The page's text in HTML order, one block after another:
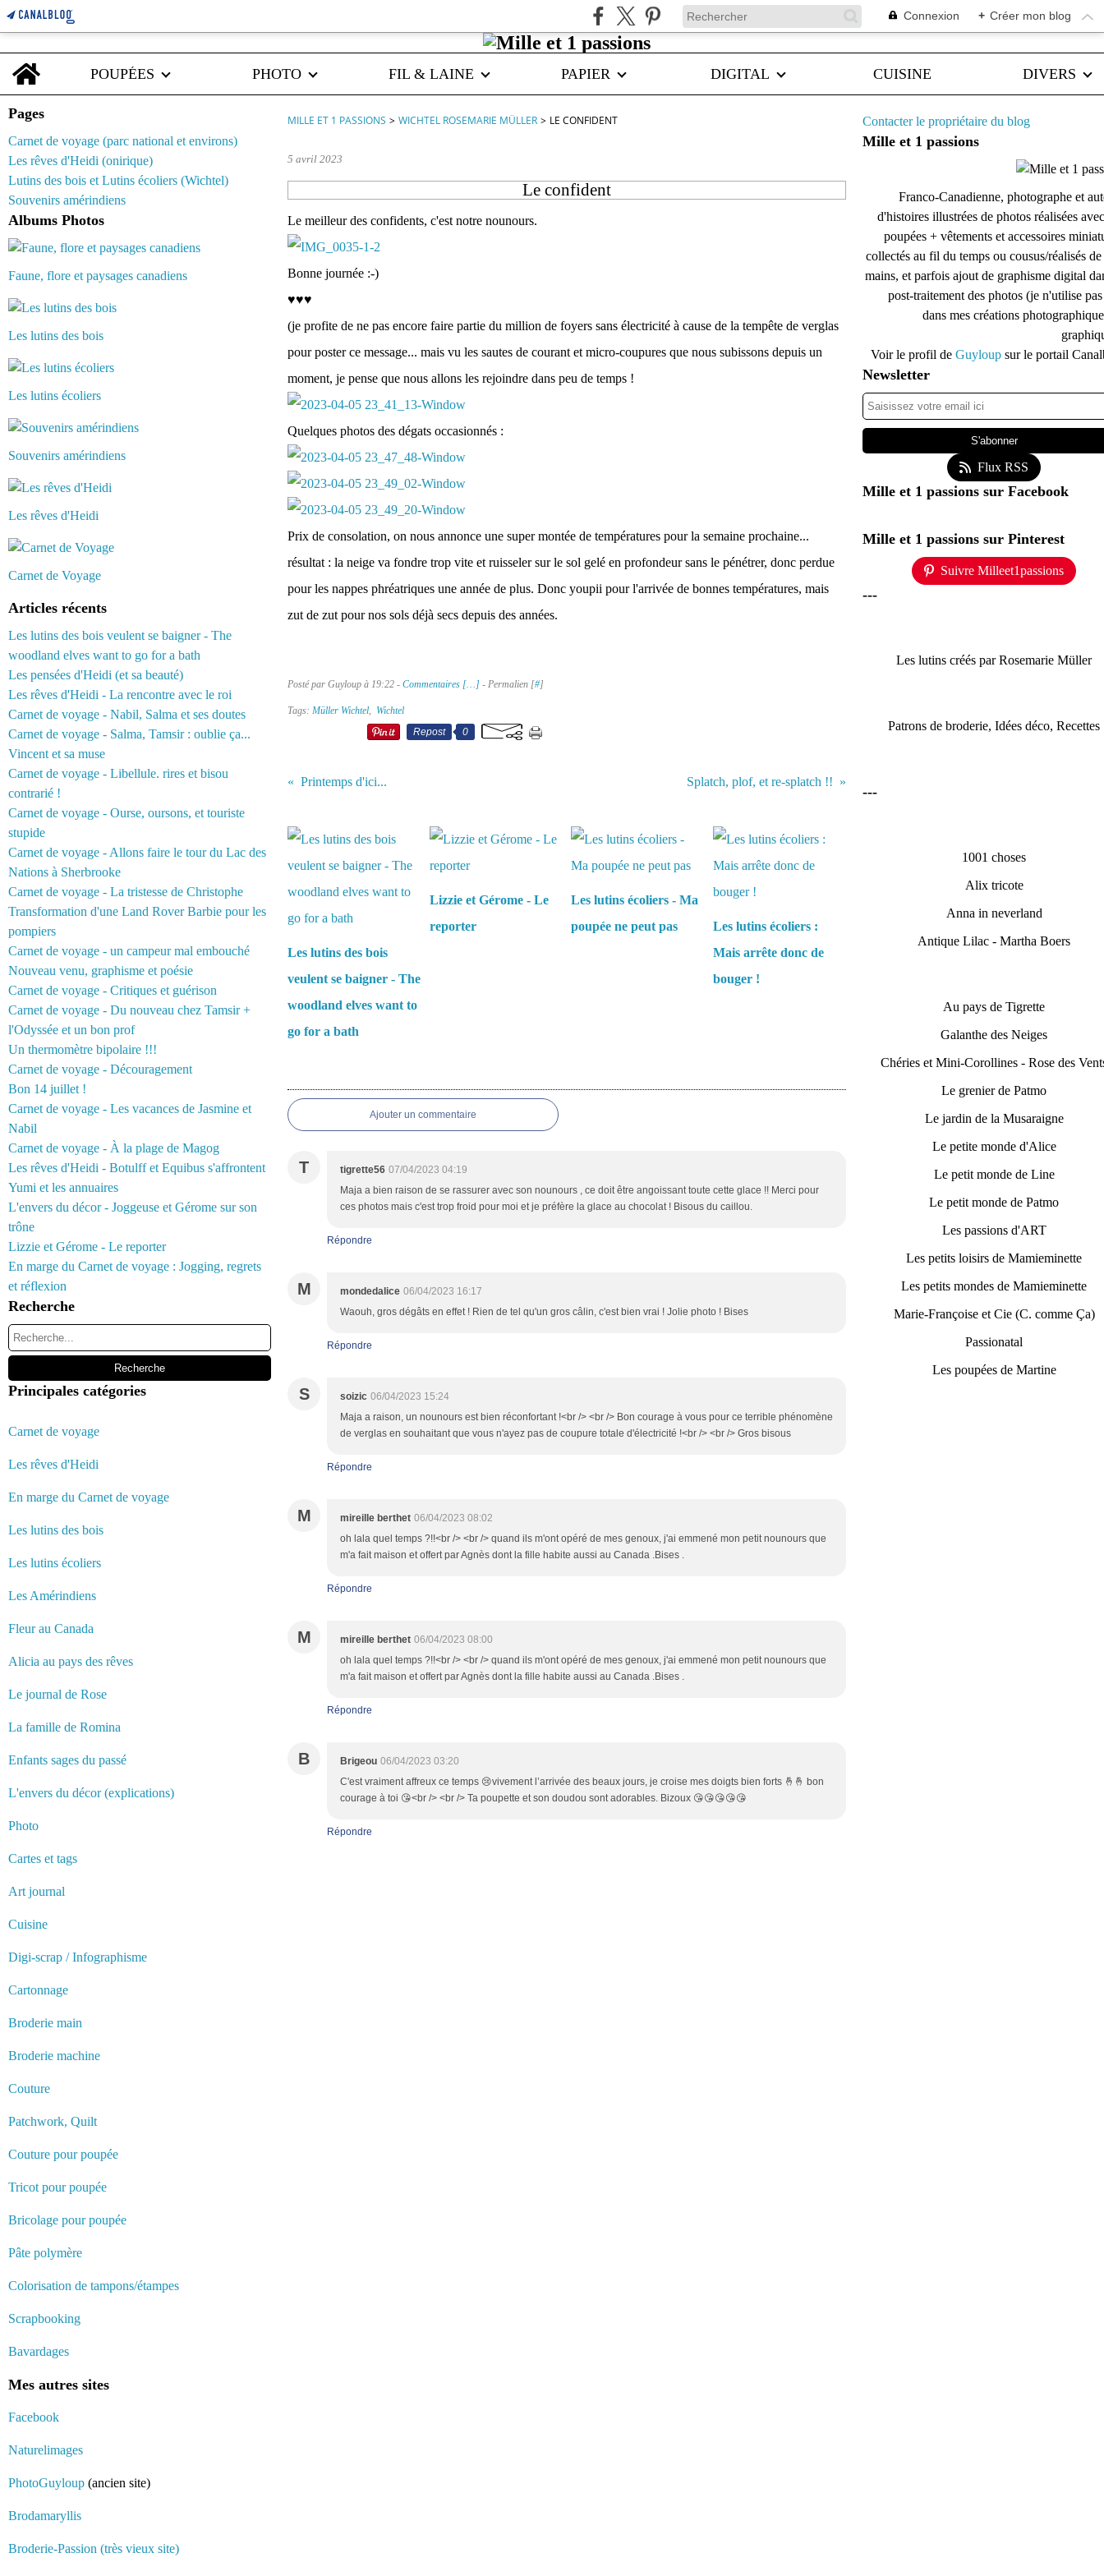
Connexion + Créer mon blog
Home
POUPÉES
PHOTO FIL & LAINE PAPIER DIGITAL CUISINE DIVERS
Pages
Carnet de voyage (parc national et environs)
Les rêves d'Heidi (onirique)
Lutins des bois et Lutins écoliers (Wichtel)
Souvenirs amérindiens
Albums Photos
Faune, flore et paysages canadiens
Les lutins des bois
Les lutins écoliers
Souvenirs amérindiens
Les rêves d'Heidi
Carnet de Voyage
Articles récents
Les lutins des bois veulent se baigner - The
woodland elves want to go for a bath
Les pensées d'Heidi (et sa beauté)
Les rêves d'Heidi - La rencontre avec le roi
Carnet de voyage - Nabil, Salma et ses doutes
Carnet de voyage - Salma, Tamsir : oublie ça...
Vincent et sa muse
Carnet de voyage - Libellule. rires et bisou
contrarié !
Carnet de voyage - Ourse, oursons, et touriste
stupide
Carnet de voyage - Allons faire le tour du Lac des
Nations à Sherbrooke
Carnet de voyage - La tristesse de Christophe
Transformation d'une Land Rover Barbie pour les
pompiers
Carnet de voyage - un campeur mal embouché
Nouveau venu, graphisme et poésie
Carnet de voyage - Critiques et guérison
Carnet de voyage - Du nouveau chez Tamsir +
l'Odyssée et un bon prof
Un thermomètre bipolaire !!!
Carnet de voyage - Découragement
Bon 14 juillet !
Carnet de voyage - Les vacances de Jasmine et
Nabil
Carnet de voyage - À la plage de Magog
Les rêves d'Heidi - Botulff et Equibus s'affrontent
Yumi et les annuaires
L'envers du décor - Joggeuse et Gérome sur son
trône
Lizzie et Gérome - Le reporter
En marge du Carnet de voyage : Jogging, regrets
et réflexion
Recherche
Principales catégories
Carnet de voyage
Les rêves d'Heidi
En marge du Carnet de voyage
Les lutins des bois
Les lutins écoliers
Les Amérindiens
Fleur au Canada
Alicia au pays des rêves
Le journal de Rose
La famille de Romina
Enfants sages du passé
L'envers du décor (explications)
Photo
Cartes et tags
Art journal
Cuisine
Digi-scrap / Infographisme
Cartonnage
Broderie main
Broderie machine
Couture
Patchwork, Quilt
Couture pour poupée
Tricot pour poupée
Bricolage pour poupée
Pâte polymère
Colorisation de tampons/étampes
Scrapbooking
Bavardages
Mes autres sites
Facebook
Naturelimages
PhotoGuyloup (ancien site)
Brodamaryllis
Broderie-Passion (très vieux site)
MILLE ET 1 PASSIONS > WICHTEL ROSEMARIE MÜLLER > LE CONFIDENT
5 avril 2023
Le confident
Le meilleur des confidents, c'est notre nounours.
Bonne journée :-)
♥♥♥
(je profite de ne pas encore faire partie du million de foyers sans électricité à cause de la tempête de verglas
pour poster ce message... mais vu les sautes de courant et micro-coupures que nous subissons depuis un
moment, je pense que nous allons les rejoindre dans peu de temps !
Quelques photos des dégats occasionnés :
Prix de consolation, on nous annonce une super montée de températures pour la semaine prochaine...
résultat : la neige va fondre trop vite et ruisseler sur le sol gelé en profondeur sans le pénétrer, donc perdue
pour les nappes phréatriques une année de plus. Donc youpii pour l'arrivée de bonnes températures, mais
zut de zut pour nos sols déjà secs depuis des années.
Posté par Guyloup à 19:22 - Commentaires […] - Permalien [#]
Tags: Müller Wichtel, Wichtel
Repost
0
Printemps d'ici... Splatch, plof, et re-splatch !!
Les lutins des bois
veulent se baigner - The
woodland elves want to
go for a bath
Lizzie et Gérome - Le
reporter
Les lutins écoliers - Ma
poupée ne peut pas
Les lutins écoliers :
Mais arrête donc de
bouger !
Ajouter un commentaire
T tigrette56 07/04/2023 04:19
Maja a bien raison de se rassurer avec son nounours , ce doit être angoissant toute cette glace !! Merci pour
ces photos mais c'est trop froid pour moi et je préfère la glace au chocolat ! Bisous du caillou.
Répondre
M mondedalice 06/04/2023 16:17
Waouh, gros dégâts en effet ! Rien de tel qu'un gros câlin, c'est bien vrai ! Jolie photo ! Bises
Répondre
S soizic 06/04/2023 15:24
Maja a raison, un nounours est bien réconfortant !<br /> <br /> Bon courage à vous pour ce terrible phénomène
de verglas en souhaitant que vous n'ayez pas de coupure totale d'électricité !<br /> <br /> Gros bisous
Répondre
M mireille berthet 06/04/2023 08:02
oh lala quel temps ?!!<br /> <br /> quand ils m'ont opéré de mes genoux, j'ai emmené mon petit nounours que
m'a fait maison et offert par Agnès dont la fille habite aussi au Canada .Bises .
Répondre
M mireille berthet 06/04/2023 08:00
oh lala quel temps ?!!<br /> <br /> quand ils m'ont opéré de mes genoux, j'ai emmené mon petit nounours que
m'a fait maison et offert par Agnès dont la fille habite aussi au Canada .Bises .
Répondre
B Brigeou 06/04/2023 03:20
C'est vraiment affreux ce temps 😢vivement l’arrivée des beaux jours, je croise mes doigts bien forts 🤞🤞 bon
courage à toi 😘<br /> <br /> Ta poupette et son doudou sont adorables. Bizoux 😘😘😘😘😘
Répondre
Contacter le propriétaire du blog
Mille et 1 passions
Franco-Canadienne, photographe et
d'histoires illustrées de photos réalisées
poupées + vêtements et accessoires
collectés au fil du temps ou cousus/réalisés de
mains, et parfois ajout de graphisme digital
post-traitement des photos (je n'utilise
dans mes créations
Voir le profil de Guyloup sur le portail
Newsletter
Flux RSS
Mille et 1 passions sur Facebook
Mille et 1 passions sur Pinterest
Suivre Milleet1passions
---
Les lutins créés par Rosemarie Müller
Patrons de broderie, Idées déco, Recettes
---
1001 choses
Alix tricote
Anna in neverland
Antique Lilac - Martha Boers
Au pays de Tigrette
Galanthe des Neiges
Chéries et Mini-Corollines - Rose des
Le grenier de Patmo
Le jardin de la Musaraigne
Le petite monde d'Alice
Le petit monde de Line
Le petit monde de Patmo
Les passions d'ART
Les petits loisirs de Mamieminette
Les petits mondes de Mamieminette
Marie-Françoise et Cie (C. comme Ça)
Passionatal
Les poupées de Martine